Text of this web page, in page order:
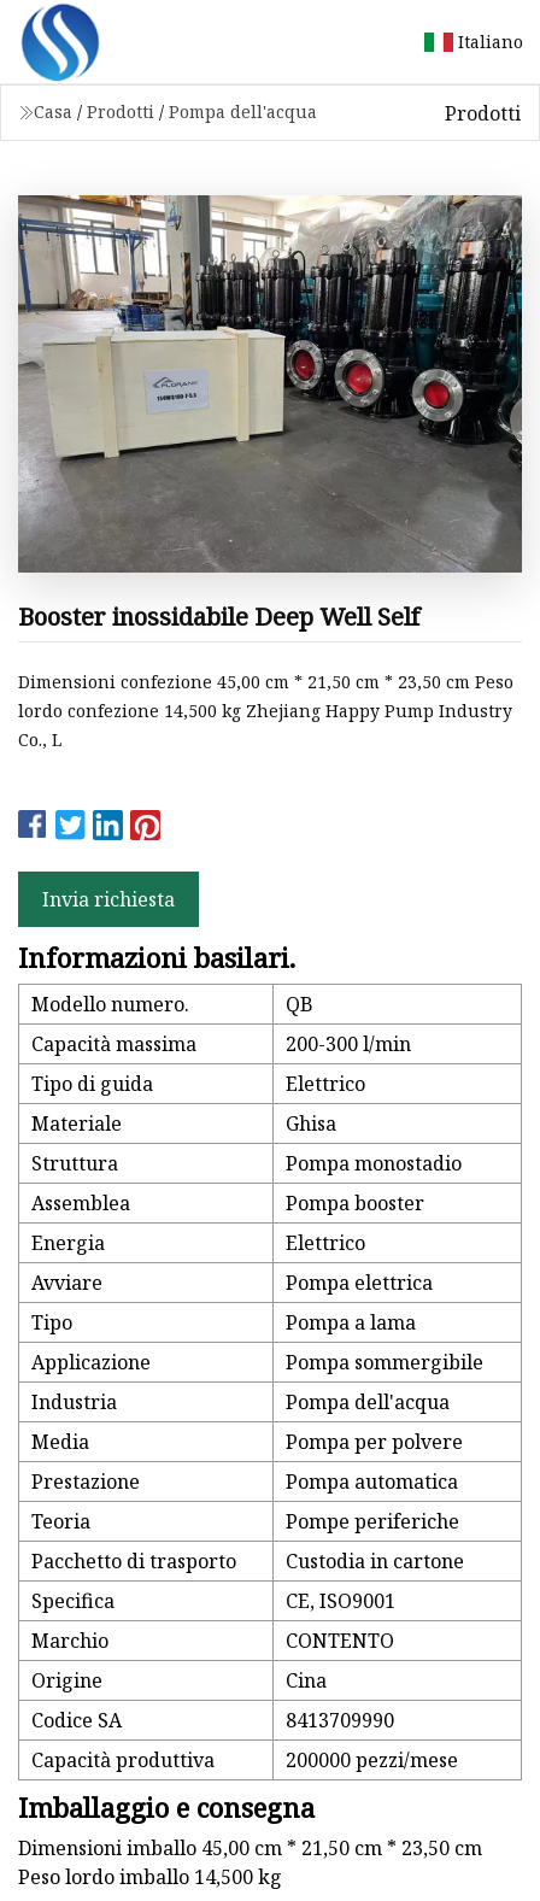
Italiano
Casa / Prodotti / Pompa dell'acqua Prodotti
Booster inossidabile Deep Well Self
Dimensioni confezione 45,00 cm * 21,50 cm * 23,50 cm Peso
lordo confezione 14,500 kg Zhejiang Happy Pump Industry
Co., L
Invia richiesta
Informazioni basilari.
Modello numero.
QB
Capacità massima
200-300 l/min
Tipo di guida
Elettrico
Materiale
Ghisa
Struttura
Pompa monostadio
Assemblea
Pompa booster
Energia
Elettrico
Avviare
Pompa elettrica
Tipo
Pompa a lama
Applicazione
Pompa sommergibile
Industria
Pompa dell'acqua
Media
Pompa per polvere
Prestazione
Pompa automatica
Teoria
Pompe periferiche
Pacchetto di trasporto
Custodia in cartone
Specifica
CE, ISO9001
Marchio
CONTENTO
Origine
Cina
Codice SA
8413709990
Capacità produttiva
200000 pezzi/mese
Imballaggio e consegna
Dimensioni imballo 45,00 cm * 21,50 cm * 23,50 cm
Peso lordo imballo 14,500 kg